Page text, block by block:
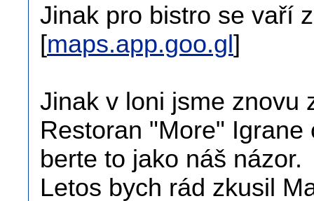
Jinak pro bistro se vaří
[maps.app.goo.gl]
Jinak v loni jsme znovu
Restoran "More"
berte to jako náš názor.
Letos bych rád zkusil